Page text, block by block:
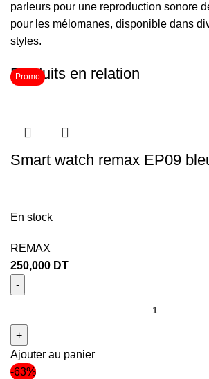
parleurs pour une reproduction sonore
pour les mélomanes, disponible dans
styles.
Produits en relation
Smart watch remax EP09
En stock
REMAX
250,000 DT
Ajouter au panier
-63%
Promo